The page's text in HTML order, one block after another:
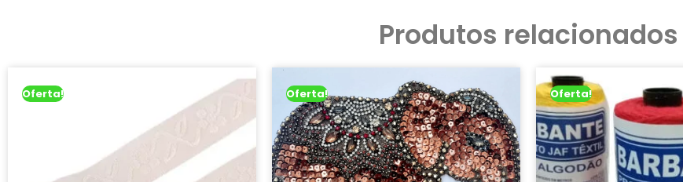
Produtos relacionados
Oferta! Oferta! Oferta!